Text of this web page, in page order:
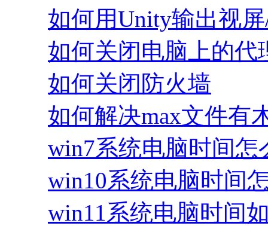
如何用Unity输出视
如何关闭电脑上的代
如何关闭防火墙
如何解决max文件有
win7系统电脑时间怎
win10系统电脑时间
win11系统电脑时间